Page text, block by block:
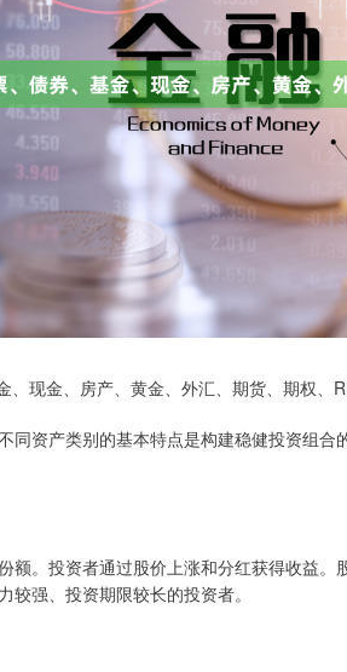
、现金、房产、黄金、外汇、期货、期权、
同资产类别的基本特点是构建稳健投资组
额。投资者通过股价上涨和分红获得收益
强、投资期限较长的投资者。